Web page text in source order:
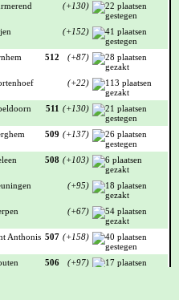
(+130)
(+152)
512 (+87)
(+22)
511 (+130)
509 (+137)
508 (+103)
(+95)
(+67)
Anthonis 507 (+158)
506 (+97)